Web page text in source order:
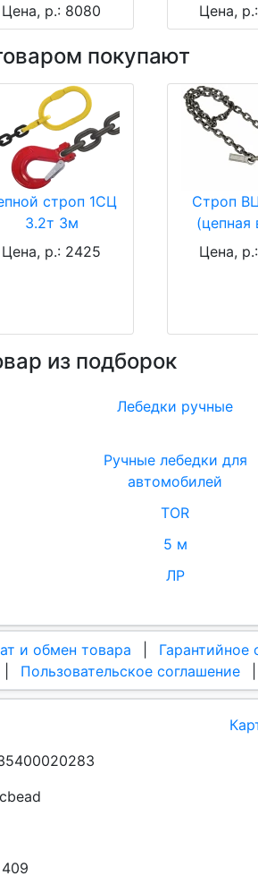
Цена, р.: 8080
Цена,
покупают
строп 1СЦ
3.2т 3м
Цена, р.: 2425
Строп
(цепная
Цена,
из подборок
Лебедки ручные
Ручные лебедки для
автомобилей
TOR
5 м
ЛР
и обмен товара
Гарантийное
Пользовательское соглашение